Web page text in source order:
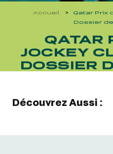
JEUXDI BY
LA GARDEN PARTY -
14 JUILLET
LA GARDEN PARTY -
14 JUILLET
Accueil
Qatar Prix
Dossier
QATAR
JOCKEY
DOSSIER
Découvrez Aussi :